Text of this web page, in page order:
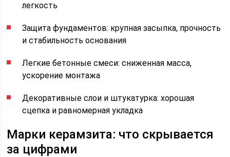
легкость
Защита фундаментов: крупная засыпка, прочность
и стабильность основания
Легкие бетонные смеси: сниженная масса,
ускорение монтажа
Декоративные слои и штукатурка: хорошая
сцепка и равномерная укладка
Марки керамзита: что скрывается
за цифрами